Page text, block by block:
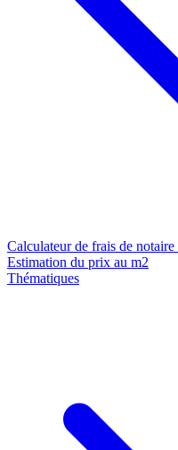
Calculateur de frais de notaire
Estimation du prix au m2
Thématiques